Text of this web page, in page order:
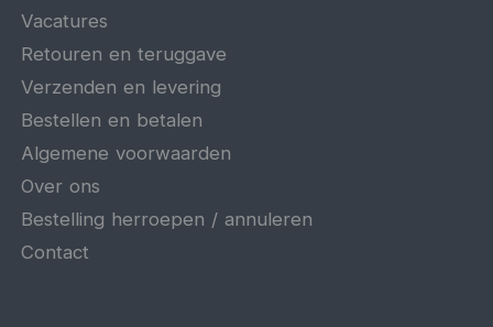
Vacatures
Retouren en teruggave
Verzenden en levering
Bestellen en betalen
Algemene voorwaarden
Over ons
Bestelling herroepen / annuleren
Contact